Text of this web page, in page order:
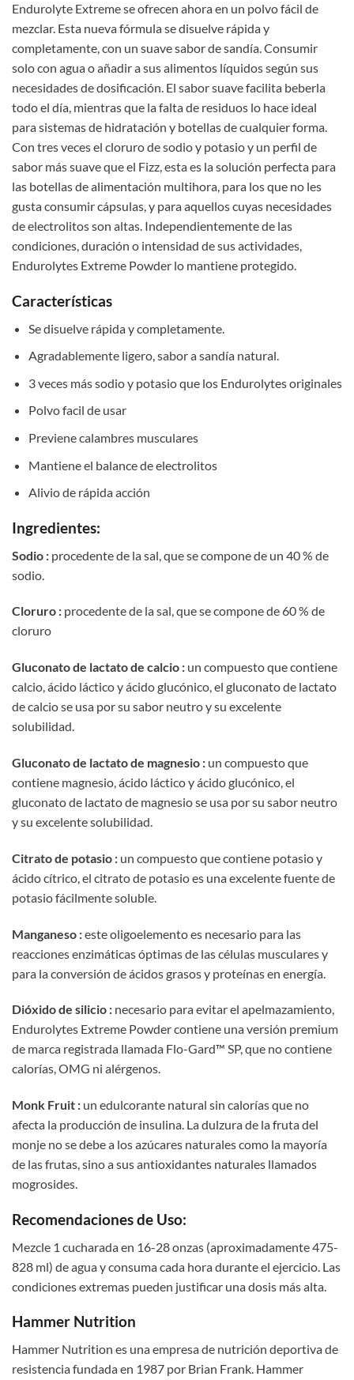
Endurolyte Extreme se ofrecen ahora en un polvo fácil de
mezclar. Esta nueva fórmula se disuelve rápida y
completamente, con un suave sabor de sandía. Consumir
solo con agua o añadir a sus alimentos líquidos según sus
necesidades de dosificación. El sabor suave facilita beberla
todo el día, mientras que la falta de residuos lo hace ideal
para sistemas de hidratación y botellas de cualquier forma.
Con tres veces el cloruro de sodio y potasio y un perfil de
sabor más suave que el Fizz, esta es la solución perfecta para
las botellas de alimentación multihora, para los que no les
gusta consumir cápsulas, y para aquellos cuyas necesidades
de electrolitos son altas. Independientemente de las
condiciones, duración o intensidad de sus actividades,
Endurolytes Extreme Powder lo mantiene protegido.
Características
Se disuelve rápida y completamente.
Agradablemente ligero, sabor a sandía natural.
3 veces más sodio y potasio que los Endurolytes originales
Polvo facil de usar
Previene calambres musculares
Mantiene el balance de electrolitos
Alivio de rápida acción
Ingredientes:
Sodio : procedente de la sal, que se compone de un 40 % de
sodio.
Cloruro : procedente de la sal, que se compone de 60 % de
cloruro
Gluconato de lactato de calcio : un compuesto que contiene
calcio, ácido láctico y ácido glucónico, el gluconato de lactato
de calcio se usa por su sabor neutro y su excelente
solubilidad.
Gluconato de lactato de magnesio : un compuesto que
contiene magnesio, ácido láctico y ácido glucónico, el
gluconato de lactato de magnesio se usa por su sabor neutro
y su excelente solubilidad.
Citrato de potasio : un compuesto que contiene potasio y
ácido cítrico, el citrato de potasio es una excelente fuente de
potasio fácilmente soluble.
Manganeso :este oligoelemento es necesario para las
reacciones enzimáticas óptimas de las células musculares y
para la conversión de ácidos grasos y proteínas en energía.
Dióxido de silicio : necesario para evitar el apelmazamiento,
Endurolytes Extreme Powder contiene una versión premium
de marca registrada llamada Flo-Gard™ SP, que no contiene
calorías, OMG ni alérgenos.
Monk Fruit : un edulcorante natural sin calorías que no
afecta la producción de insulina. La dulzura de la fruta del
monje no se debe a los azúcares naturales como la mayoría
de las frutas, sino a sus antioxidantes naturales llamados
mogrosides.
Recomendaciones de Uso:
Mezcle 1 cucharada en 16-28 onzas (aproximadamente 475-
828 ml) de agua y consuma cada hora durante el ejercicio. Las
condiciones extremas pueden justificar una dosis más alta.
Hammer Nutrition
Hammer Nutrition es una empresa de nutrición deportiva de
resistencia fundada en 1987 por Brian Frank. Hammer